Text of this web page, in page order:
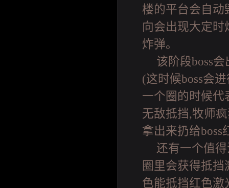
楼的平台会自动
向会出现大定
炸弹。
该阶段boss
(这时候boss会
一个圈的时候代
无敌抵挡,牧师
拿出来扔给boss
还有一个值
圈里会获得抵
色能抵挡红色激